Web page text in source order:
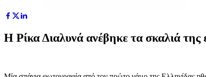
Η Ρίκα Διαλυνά ανέβηκε τα σκαλιά της